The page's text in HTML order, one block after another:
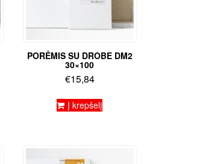
PORĖMIS SU DROBE DM2
30×100
€15,84
Į krepšelį